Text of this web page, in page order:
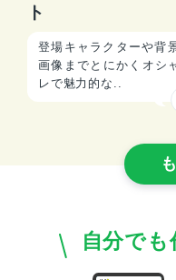
ト
登場キャラクターや背
画像までとにかくオシ
レで魅力的な..
自分でも